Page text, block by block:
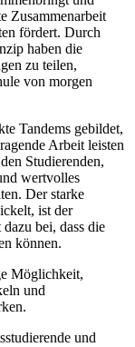
Zusammenarbeit
fördert. Durch
haben die
zu teilen,
von morgen
Tandems gebildet,
Arbeit leisten
Studierenden,
wertvolles
Der starke
ist der
bei, dass die
können.
Möglichkeit,
und
und